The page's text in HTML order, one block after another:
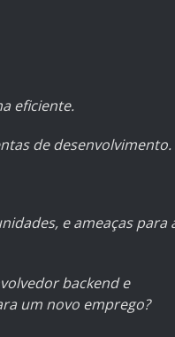
eficiente.
de desenvolvimento.
e ameaças para
backend e
um novo emprego?